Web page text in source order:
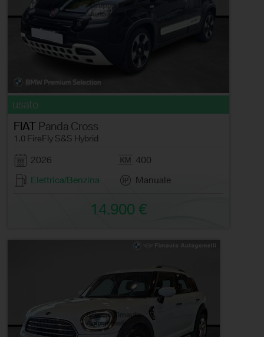
usato
FIAT Panda Cross
1.0 FireFly S&S Hybrid
2026
400
Elettrica/Benzina
Manuale
14.900 €